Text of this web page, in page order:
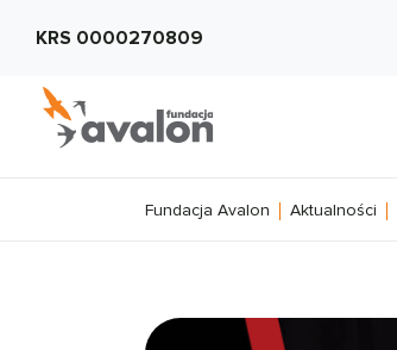
KRS 0000270809
Fundacja Avalon Aktualności